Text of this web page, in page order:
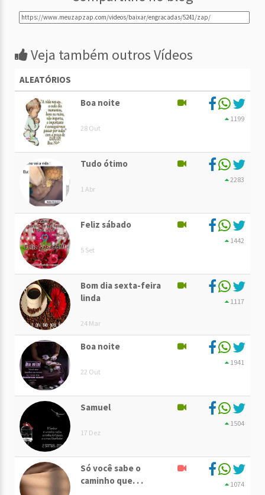
Veja também outros Vídeos
ALEATÓRIOS
Boa noite
28 Out
1199
Tudo ótimo
1 Abr
2283
Feliz sábado
5 Set
1442
Bom dia sexta-feira
linda
24 Mar
1117
Boa noite
22 Out
1941
Samuel
17 Dez
1504
Só você sabe o
caminho que. . .
1074